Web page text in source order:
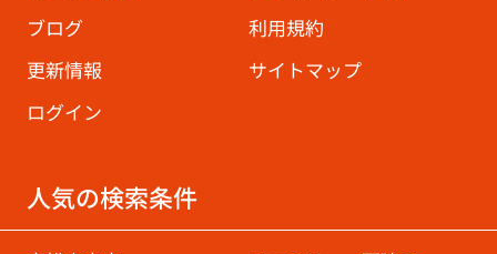
ブログ
利用規約
更新情報
サイトマップ
ログイン
人気の検索条件